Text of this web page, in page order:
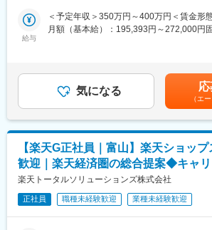
◇業界未経験でも成長しやすい環境
料金体系が他キャリアよりシンプルで覚え
◇事業づくりに携われるやりがい
後発キャリアならではの柔軟で風通しの良
案や企画が運営に反映されやすい環境です
■キャリアパス：
現場からキャリアをスタートし、単店舗
括するスーパーバイザー（RSV）や、担
うマネージャー等、より広いマネジメント
た、東京本社での人事・業務統括など、店
ていきたいか、経験を積みながら多様なキ
■業務詳細：
・ホール、キッチンの全体管理
・スタッフの育成やマネジメント、シフ
■教育・研修：入社後3カ月～半年間は研
美味しい焼き鳥の焼き方に始まりお客様
施できるオリジナルイベントやお薦めメ
策、数字マネジメント等を一から丁寧に
修が終わり次第、店長としてご活躍いた
■規模：「店長」1店舗につき店長（正社
スタッフマネジメントをしていただきます
給与
＜予定年収＞350万円～400万円＜賃金形
月額（基本給）：195,393円～272,000円
年2回／賞与年2回／売上によってインセ
例・入社4年目（事業部長）医療系の営業
円・入社6年目（事業部長）飲食経験あり
あくまでも目安の金額であり、選考を通
ります。月給(月額)は固定手当を含めた表
気になる
（エ
【楽天G正社員｜富山】楽天ショッ
歓迎｜楽天経済圏の総合提案◆キャ
楽天トータルソリューションズ株式会社
正社員 職種未経験歓迎 業種未経験歓迎